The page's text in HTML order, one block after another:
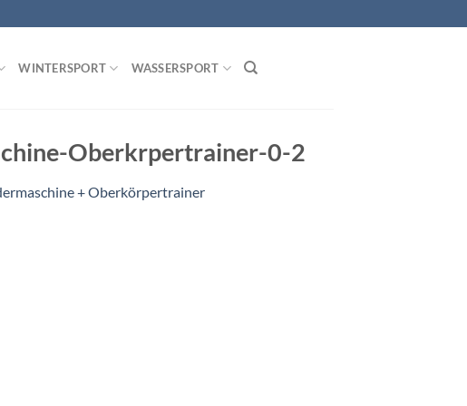
WINTERSPORT WASSERSPORT
Oberkrpertrainer-0-2
+ Oberkörpertrainer